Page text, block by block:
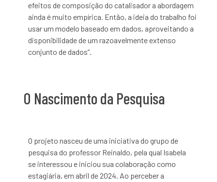
efeitos de composição do catalisador a abordagem
ainda é muito empírica. Então, a ideia do trabalho foi
usar um modelo baseado em dados, aproveitando a
disponibilidade de um razoavelmente extenso
conjunto de dados”.
O Nascimento da Pesquisa
O projeto nasceu de uma iniciativa do grupo de
pesquisa do professor Reinaldo, pela qual Isabela
se interessou e iniciou sua colaboração como
estagiária, em abril de 2024. Ao perceber a